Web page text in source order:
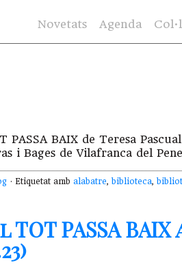
Novetats Agenda
PASSA BAIX de Teresa
i Bages de Vilafranca del
· Etiquetat amb alabatre, biblioteca,
TOT PASSA